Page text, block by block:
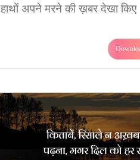
हाथों अपने मरने की ख़बर देखा किए